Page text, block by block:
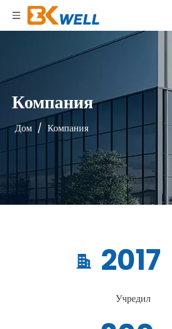
Компания
Дом / Компания
2017
Учредил